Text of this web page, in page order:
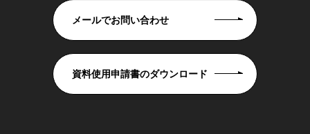
メールでお問い合わせ
資料使用申請書のダウンロード